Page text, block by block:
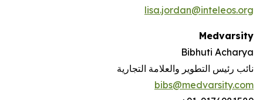
lisa.jordan@inteleos.org
Medvarsity
Bibhuti Acharya
نائب رئيس التطوير والعلامة التجارية
bibs@medvarsity.com